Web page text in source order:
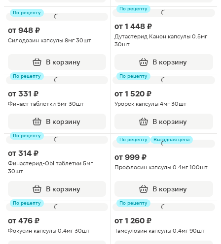
По рецепту
от 948 ₽
Силодозин капсулы 8мг 30шт
В корзину
По рецепту
от 1 448 ₽
Дутастерид Канон капсулы 0.5мг
30шт
В корзину
По рецепту
от 331 ₽
Финаст таблетки 5мг 30шт
В корзину
По рецепту
от 1 520 ₽
Урорек капсулы 4мг 30шт
В корзину
По рецепту
от 314 ₽
Финастерид-Obl таблетки 5мг
30шт
В корзину
По рецепту Выгодная цена
от 999 ₽
Профлосин капсулы 0.4мг 100шт
В корзину
По рецепту
от 476 ₽
Фокусин капсулы 0.4мг 30шт
По рецепту
от 1 260 ₽
Тамсулозин капсулы 0.4мг 90шт